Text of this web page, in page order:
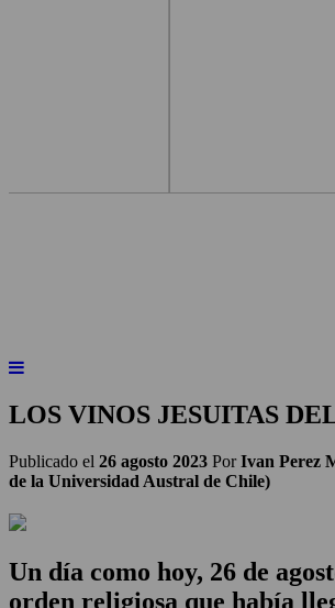
LOS VINOS JESUITAS
Publicado el 26 agosto 2023 PorIvan Perez
de la Universidad Austral de Chile)
Un día como hoy, 26 de
orden religiosa que había